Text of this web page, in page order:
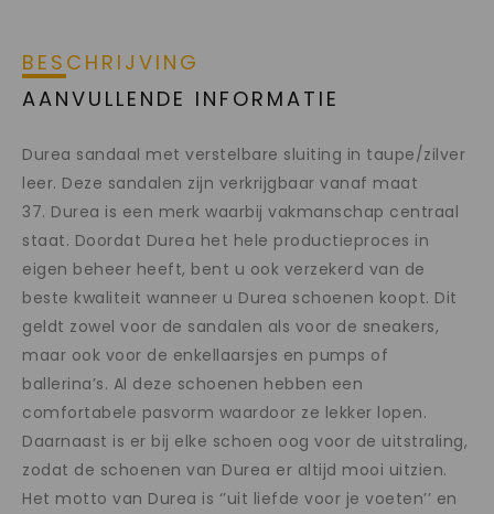
BESCHRIJVING
AANVULLENDE INFORMATIE
Durea sandaal met verstelbare sluiting in taupe/zilver
leer. Deze sandalen zijn verkrijgbaar vanaf maat
37. Durea is een merk waarbij vakmanschap centraal
staat. Doordat Durea het hele productieproces in
eigen beheer heeft, bent u ook verzekerd van de
beste kwaliteit wanneer u Durea schoenen koopt. Dit
geldt zowel voor de sandalen als voor de sneakers,
maar ook voor de enkellaarsjes en pumps of
ballerina’s. Al deze schoenen hebben een
comfortabele pasvorm waardoor ze lekker lopen.
Daarnaast is er bij elke schoen oog voor de uitstraling,
zodat de schoenen van Durea er altijd mooi uitzien.
Het motto van Durea is ‘’uit liefde voor je voeten’’ en